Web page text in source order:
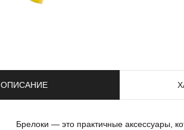
ОПИСАНИЕ
Брелоки — это практичные аксессуары,